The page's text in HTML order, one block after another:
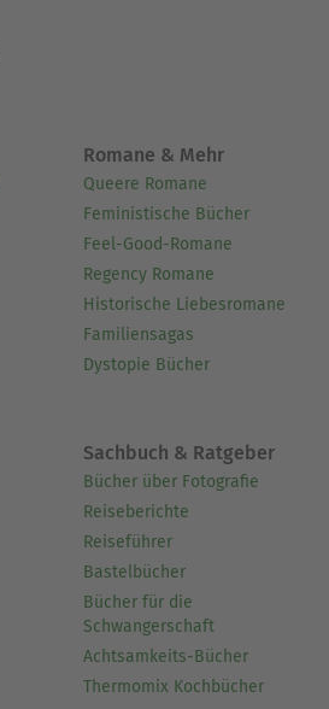
Romane & Mehr
Queere Romane
Feministische Bücher
Feel-Good-Romane
Regency Romane
Historische Liebesromane
Familiensagas
Dystopie Bücher
Sachbuch & Ratgeber
Bücher über Fotografie
Reiseberichte
Reiseführer
Bastelbücher
Bücher für die
Schwangerschaft
Achtsamkeits-Bücher
Thermomix Kochbücher